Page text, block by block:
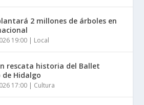
2 millones de árboles en
19:00 | Local
rescata historia del Ballet
de Hidalgo
17:00 | Cultura